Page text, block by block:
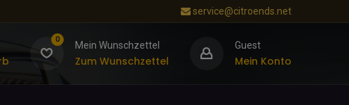
service@citroends.net
0
Mein Wunschzettel
Zum Wunschzettel
Guest
Mein Konto